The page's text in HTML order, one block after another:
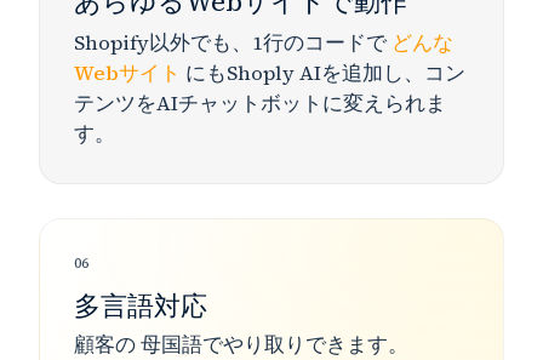
Shopify以外でも、1行のコードで どんな
Webサイト にもShoply AIを追加し、コン
テンツをAIチャットボットに変えられま
す。
06
多言語対応
顧客の母国語でやり取りできます。